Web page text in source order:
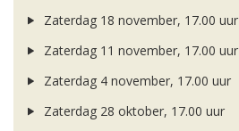
Zaterdag 18 november, 17.00 uur
Zaterdag 11 november, 17.00 uur
Zaterdag 4 november, 17.00 uur
Zaterdag 28 oktober, 17.00 uur